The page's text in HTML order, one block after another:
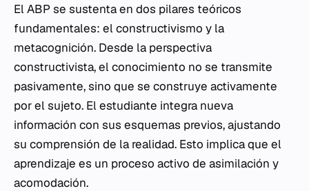
El ABP se sustenta en dos pilares teóricos
fundamentales: el constructivismo y la
metacognición. Desde la perspectiva
constructivista, el conocimiento no se transmite
pasivamente, sino que se construye activamente
por el sujeto. El estudiante integra nueva
información con sus esquemas previos, ajustando
su comprensión de la realidad. Esto implica que el
aprendizaje es un proceso activo de asimilación y
acomodación.